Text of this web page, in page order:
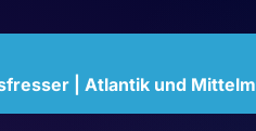
| Atlantik und